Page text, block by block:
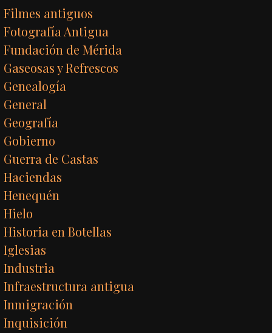
Filmes antiguos
Fotografía Antigua
Fundación de Mérida
Gaseosas y Refrescos
Genealogía
General
Geografía
Gobierno
Guerra de Castas
Haciendas
Henequén
Hielo
Historia en Botellas
Iglesias
Industria
Infraestructura antigua
Inmigración
Inquisición